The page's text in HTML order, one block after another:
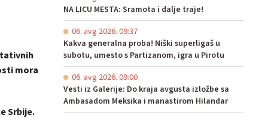
mora
Srbije.
NA LICU MESTA: Sramota i dalje traje!
06. avg 2026. 09:37
Kakva generalna proba! Niški superligaš u
subotu, umesto s Partizanom, igra u Pirotu
06. avg 2026. 09:00
Vesti iz Galerije: Do kraja avgusta izložbe sa
Ambasadom Meksika i manastirom Hilandar